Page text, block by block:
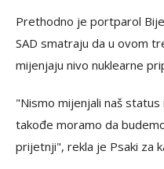
Prethodno je portparol
SAD smatraju da u ovom
mijenjaju nivo nuklearne
"Nismo mijenjali naš
takođe moramo da
prijetnji", rekla je Psaki za